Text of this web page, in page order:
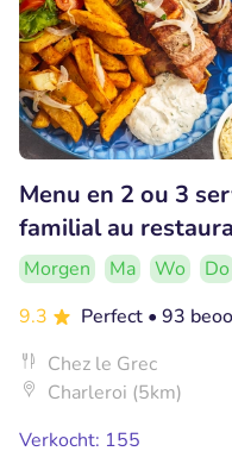
Menu en 2 ou 3
familial au
Morgen Ma Wo Do
9.3
Perfect • 93
Chez le Grec
Charleroi (5km)
Verkocht: 155